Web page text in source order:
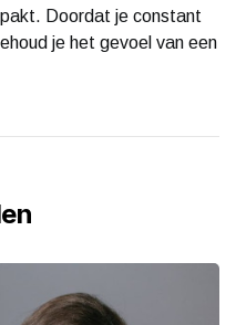
Doordat je constant
je het gevoel van een